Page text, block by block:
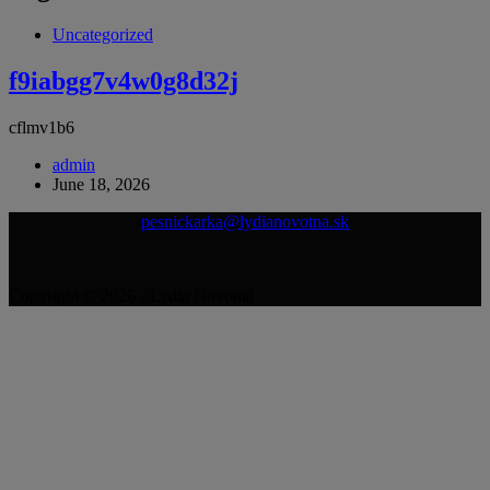
Uncategorized
f9iabgg7v4w0g8d32j
cflmv1b6
admin
June 18, 2026
pesnickarka@lydianovotna.sk